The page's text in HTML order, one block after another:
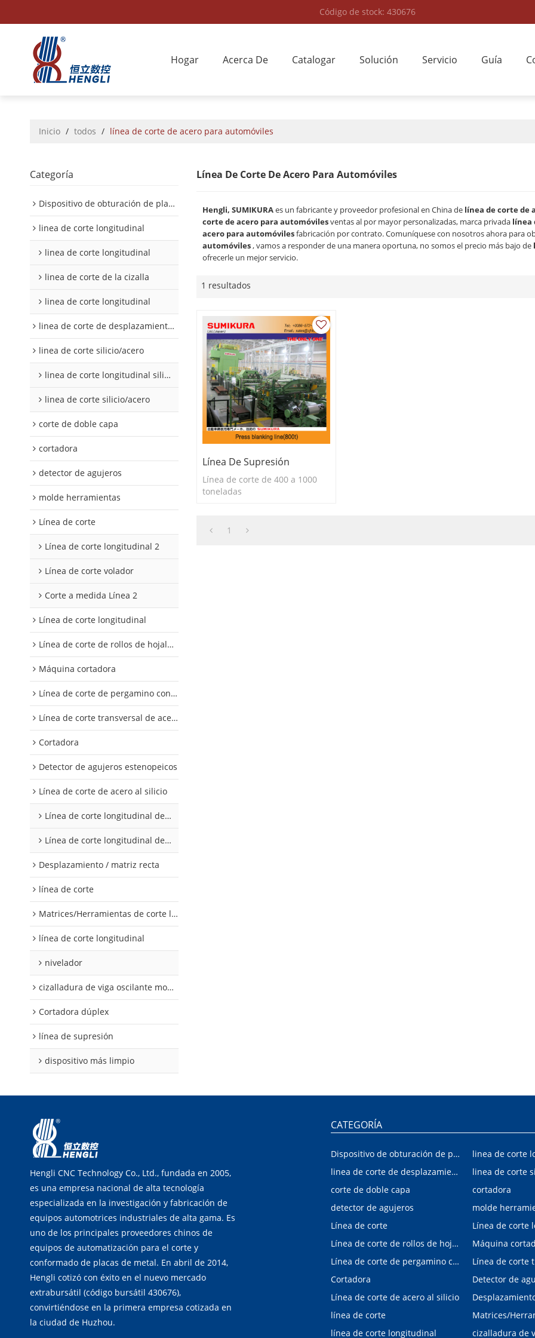
Código de stock: 430676
Hogar Acerca De Catalogar Solución Servicio Guía
Inicio / todos / línea de corte de acero para automóviles
Categoría
Dispositivo de obturación de placa interior/exterior de automóvil
linea de corte longitudinal
linea de corte longitudinal
linea de corte de la cizalla
linea de corte longitudinal
linea de corte de desplazamiento de hojalata y aluminio
linea de corte silicio/acero
linea de corte longitudinal silicio acero
linea de corte silicio/acero
corte de doble capa
cortadora
detector de agujeros
molde herramientas
Línea de corte
Línea de corte longitudinal 2
Línea de corte volador
Corte a medida Línea 2
Línea de corte longitudinal
Línea de corte de rollos de hojalata y aluminio
Máquina cortadora
Línea de corte de pergamino con control digital
Línea de corte transversal de acero al silicio
Cortadora
Detector de agujeros estenopeicos
Línea de corte de acero al silicio
Línea de corte longitudinal de acero al silicio
Línea de corte longitudinal de acero al silicio
Desplazamiento / matriz recta
línea de corte
Matrices/Herramientas de corte longitudinal
línea de corte longitudinal
nivelador
cizalladura de viga oscilante modular
Cortadora dúplex
línea de supresión
dispositivo más limpio
Línea De Corte De Acero Para Automóviles
Hengli, SUMIKURAes un fabricante y proveedor profesional en China de línea de corte de
corte de acero para automóvilesventas al por mayor personalizadas, marca privada línea
acero para automóvilesfabricación por contrato. Comuníquese con nosotros ahora para
automóviles, vamos a responder de una manera oportuna, no somos el precio más bajo de
ofrecerle un mejor servicio.
1 resultados
Línea De Supresión
Línea de corte de 400 a 1000
toneladas
1
Hengli CNC Technology Co., Ltd., fundada en 2005,
es una empresa nacional de alta tecnología
especializada en la investigación y fabricación de
equipos automotrices industriales de alta gama. Es
uno de los principales proveedores chinos de
equipos de automatización para el corte y
conformado de placas de metal. En abril de 2014,
Hengli cotizó con éxito en el nuevo mercado
extrabursátil (código bursátil 430676),
convirtiéndose en la primera empresa cotizada en
la ciudad de Huzhou.
CATEGORÍA
Dispositivo de obturación de placa interior/exterior de automóvil
linea de corte
linea de corte de desplazamiento de hojalata y aluminio
linea de corte
corte de doble capa
cortadora
detector de agujeros
molde
Línea de corte
Línea de corte
Línea de corte de rollos de hojalata y aluminio
Máquina
Línea de corte de pergamino con control digital
Cortadora
Línea de corte de acero al silicio
línea de corte
línea de corte longitudinal